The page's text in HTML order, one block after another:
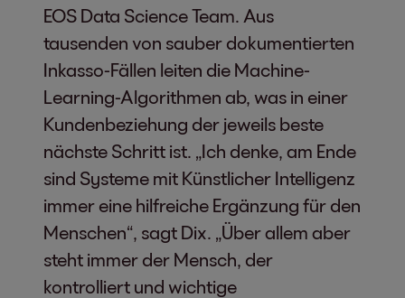
EOS Data Science Team. Aus
tausenden von sauber dokumentierten
Inkasso-Fällen leiten die Machine-
Learning-Algorithmen ab, was in einer
Kundenbeziehung der jeweils beste
nächste Schritt ist. „Ich denke, am Ende
sind Systeme mit Künstlicher Intelligenz
immer eine hilfreiche Ergänzung für den
Menschen“, sagt Dix. „Über allem aber
steht immer der Mensch, der
kontrolliert und wichtige